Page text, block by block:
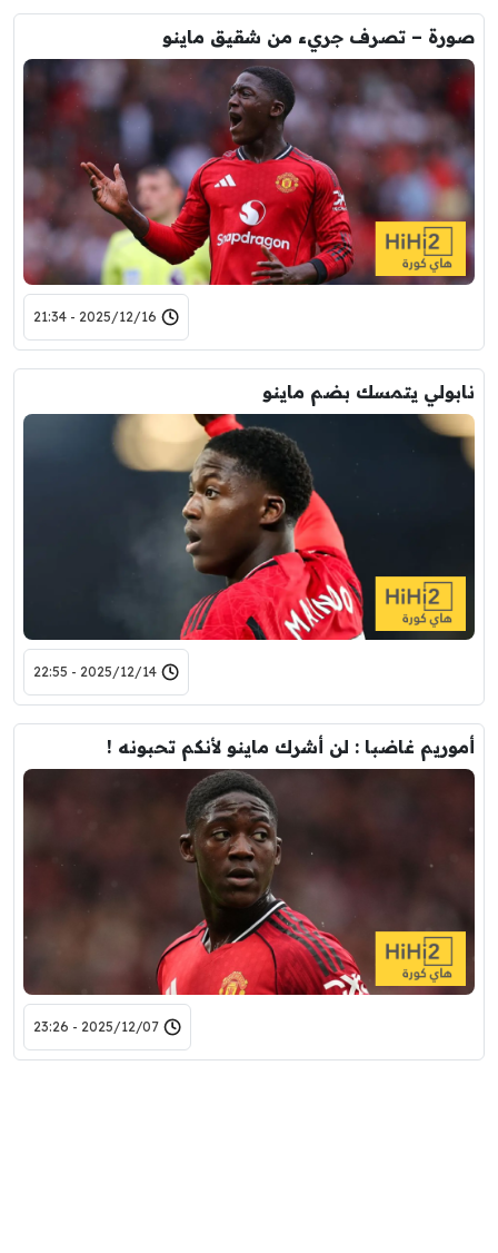
صورة – تصرف جريء من شقيق ماينو
2025/12/16 - 21:34
نابولي يتمسك بضم ماينو
2025/12/14 - 22:55
أموريم غاضبا : لن أشرك ماينو لأنكم تحبونه !
2025/12/07 - 23:26